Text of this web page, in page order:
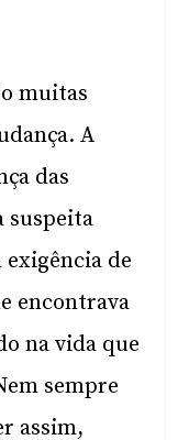
muitas
A
das
suspeita
de
encontrava
na vida que
sempre
assim,